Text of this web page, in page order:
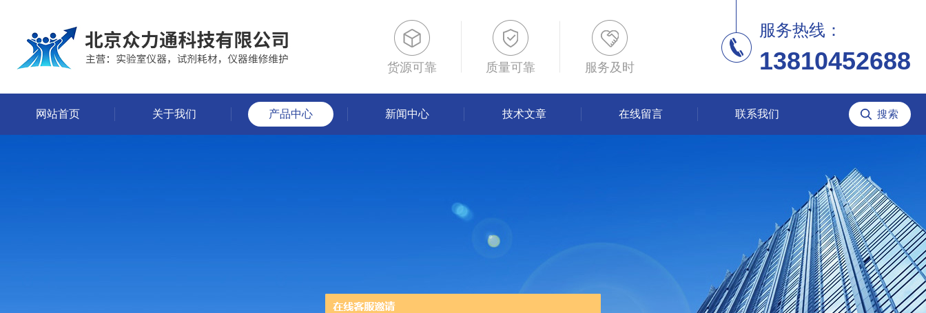
货源可靠 质量可靠 服务及时
服务热线：
13810452688
网站首页 关于我们 产品中心 新闻中心 技术文章 在线留言 联系我们